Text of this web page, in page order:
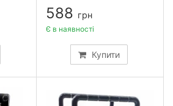
588 грн
Купити
Є в наявності